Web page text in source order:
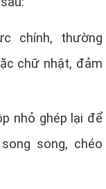
chính, thường
chữ nhật, đảm
nhỏ ghép lại để
song, chéo